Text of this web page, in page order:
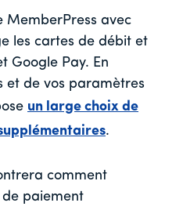
MemberPress avec
les cartes de débit et
Google Pay. En
et de vos paramètres
un large choix de
.
comment
paiement